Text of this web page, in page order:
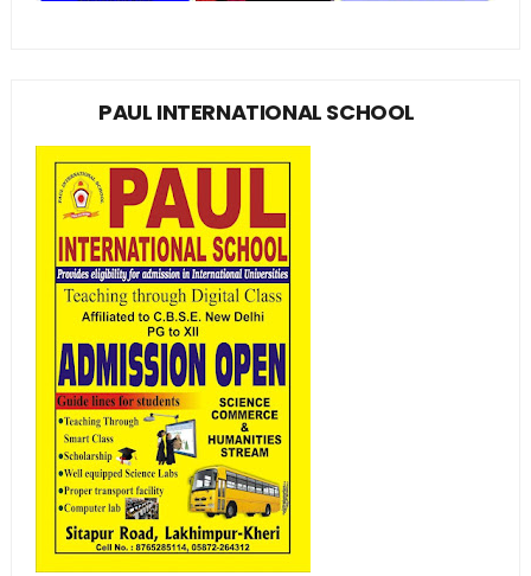
PAUL INTERNATIONAL SCHOOL